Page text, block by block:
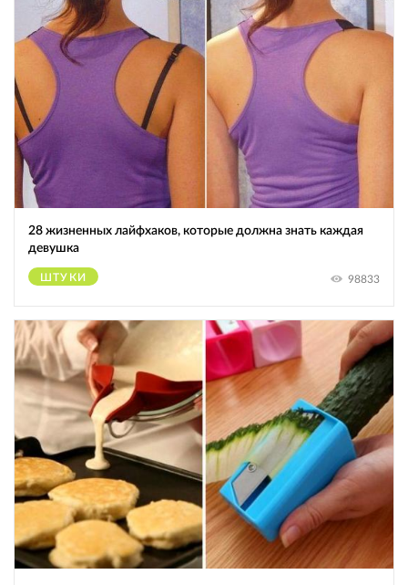
28 жизненных лайфхаков, которые должна знать каждая
девушка
ШТУКИ 98833